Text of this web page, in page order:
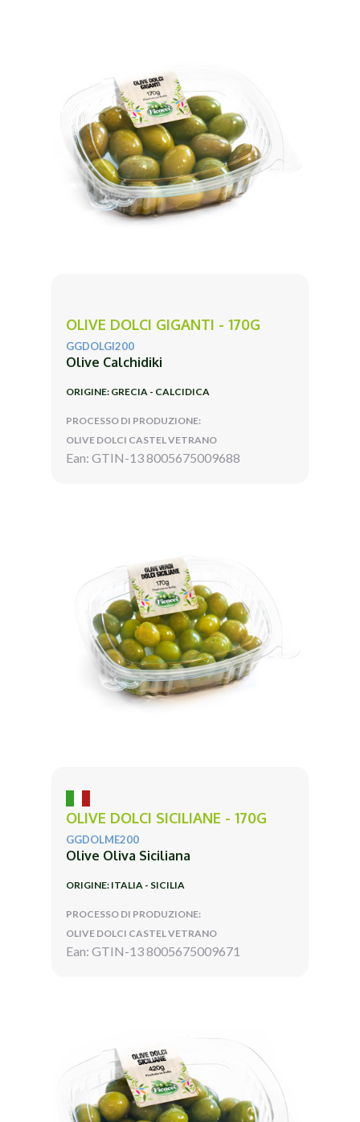
OLIVE DOLCI GIGANTI - 170G
GGDOLGI200
Olive Calchidiki
ORIGINE: GRECIA - CALCIDICA
PROCESSO DI PRODUZIONE:
OLIVE DOLCI CASTEL VETRANO
Ean: GTIN-13 8005675009688
OLIVE DOLCI SICILIANE - 170G
GGDOLME200
Olive Oliva Siciliana
ORIGINE: ITALIA - SICILIA
PROCESSO DI PRODUZIONE:
OLIVE DOLCI CASTEL VETRANO
Ean: GTIN-13 8005675009671